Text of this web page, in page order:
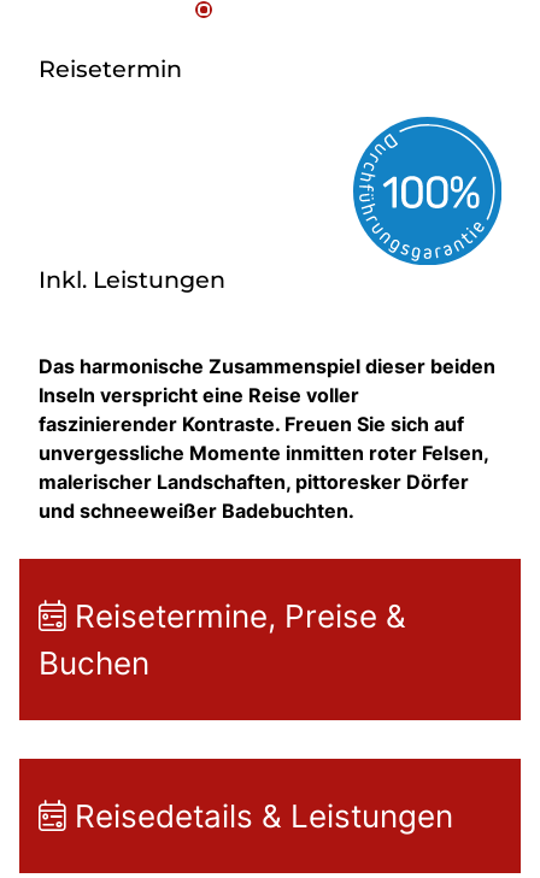
Reisetermin
Inkl. Leistungen
Das harmonische Zusammenspiel dieser beiden
Inseln verspricht eine Reise voller
faszinierender Kontraste. Freuen Sie sich auf
unvergessliche Momente inmitten roter Felsen,
malerischer Landschaften, pittoresker Dörfer
und schneeweißer Badebuchten.
Reisetermine, Preise &
Buchen
Reisedetails & Leistungen